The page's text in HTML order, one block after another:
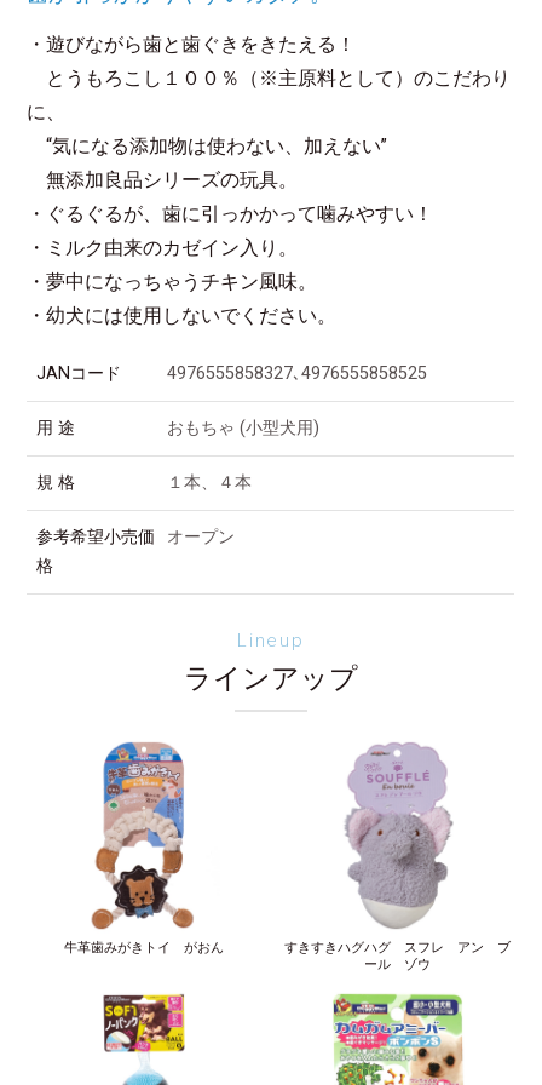
・遊びながら歯と歯ぐきをきたえる！
とうもろこし１００％（※主原料として）のこだわり
に、
“気になる添加物は使わない、加えない”
無添加良品シリーズの玩具。
・ぐるぐるが、歯に引っかかって噛みやすい！
・ミルク由来のカゼイン入り。
・夢中になっちゃうチキン風味。
・幼犬には使用しないでください。
JANコード 4976555858327､4976555858525
用 途 おもちゃ (小型犬用)
規 格 １本、４本
参考希望小売価
格
オープン
Lineup
ラインアップ
牛革歯みがきトイ がおん
すきすきハグハグ スフレ アン ブ
ール ゾウ